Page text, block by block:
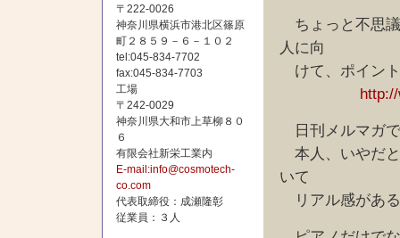
〒222-0026
神奈川県横浜市港北区篠原
町２８５９－６－１０２
tel:045-834-7702
fax:045-834-7703
工場
〒242-0029
神奈川県大和市上草柳８０
６
有限会社新栄工業内
E-mail:info@cosmotech-
co.com
代表取締役：成瀬隆彰
従業員：３人
ちょっと不思
人に向
けて、ポイン
日刊メルマガ
本人、いやだ
いて
リアル感があ